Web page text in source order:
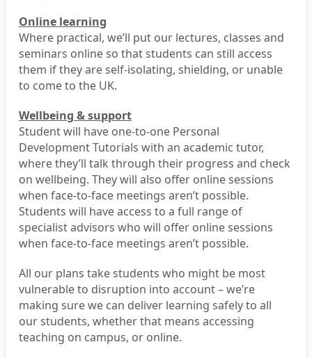
Online learning
Where practical, we’ll put our lectures, classes and
seminars online so that students can still access
them if they are self-isolating, shielding, or unable
to come to the UK.
Wellbeing & support
Student will have one-to-one Personal
Development Tutorials with an academic tutor,
where they’ll talk through their progress and check
on wellbeing. They will also offer online sessions
when face-to-face meetings aren’t possible.
Students will have access to a full range of
specialist advisors who will offer online sessions
when face-to-face meetings aren’t possible.
All our plans take students who might be most
vulnerable to disruption into account – we’re
making sure we can deliver learning safely to all
our students, whether that means accessing
teaching on campus, or online.